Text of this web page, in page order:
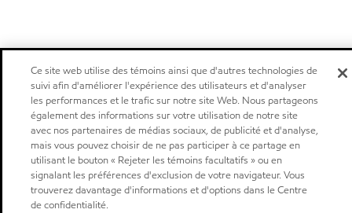
Ce site web utilise des témoins ainsi que d'autres technologies de
suivi afin d'améliorer l'expérience des utilisateurs et d'analyser
les performances et le trafic sur notre site Web. Nous partageons
également des informations sur votre utilisation de notre site
avec nos partenaires de médias sociaux, de publicité et d'analyse,
mais vous pouvez choisir de ne pas participer à ce partage en
utilisant le bouton « Rejeter les témoins facultatifs » ou en
signalant les préférences d'exclusion de votre navigateur. Vous
trouverez davantage d'informations et d'options dans le Centre
de confidentialité.